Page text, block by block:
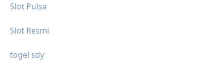
Slot Pulsa
Slot Resmi
togel sdy